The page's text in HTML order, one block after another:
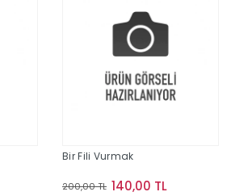
Bir Fili Vurmak
200,00 TL 140,00 TL